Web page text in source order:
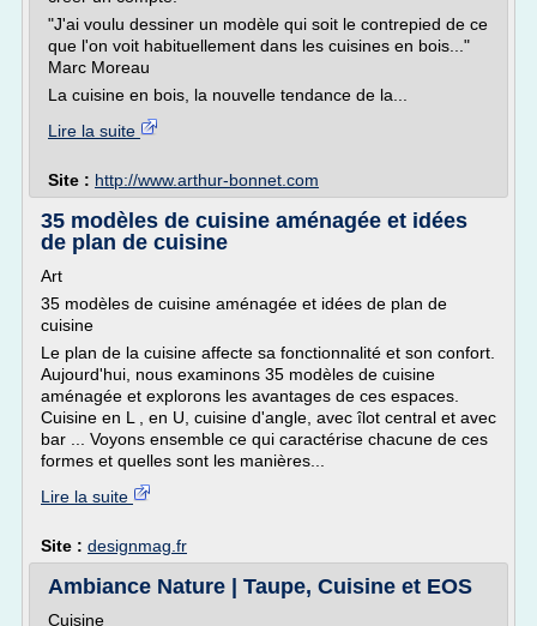
"J'ai voulu dessiner un modèle qui soit le contrepied de ce
que l'on voit habituellement dans les cuisines en bois..."
Marc Moreau
La cuisine en bois, la nouvelle tendance de la...
Lire la suite
Site : http://www.arthur-bonnet.com
35 modèles de cuisine aménagée et idées
de plan de cuisine
Art
35 modèles de cuisine aménagée et idées de plan de
cuisine
Le plan de la cuisine affecte sa fonctionnalité et son confort.
Aujourd'hui, nous examinons 35 modèles de cuisine
aménagée et explorons les avantages de ces espaces.
Cuisine en L , en U, cuisine d'angle, avec îlot central et avec
bar ... Voyons ensemble ce qui caractérise chacune de ces
formes et quelles sont les manières...
Lire la suite
Site : designmag.fr
Ambiance Nature | Taupe, Cuisine et EOS
Cuisine